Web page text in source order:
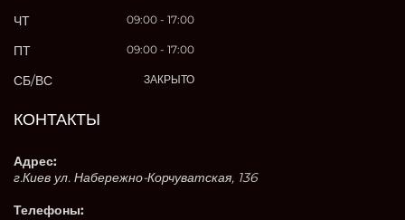
ЧТ 09:00 - 17:00
ПТ 09:00 - 17:00
СБ/ВС ЗАКРЫТО
КОНТАКТЫ
Адрес:
г.Киев ул. Набережно-Корчуватская, 136
Телефоны: